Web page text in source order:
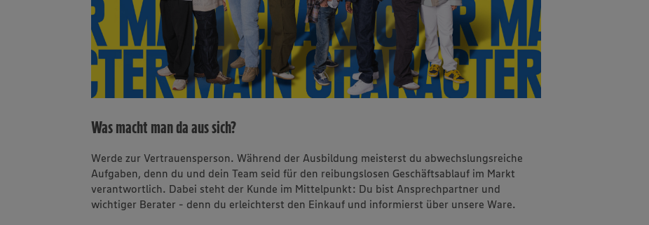
Was macht man da aus sich?
Werde zur Vertrauensperson. Während der Ausbildung meisterst du abwechslungsreiche
Aufgaben, denn du und dein Team seid für den reibungslosen Geschäftsablauf im Markt
verantwortlich. Dabei steht der Kunde im Mittelpunkt: Du bist Ansprechpartner und
wichtiger Berater - denn du erleichterst den Einkauf und informierst über unsere Ware.